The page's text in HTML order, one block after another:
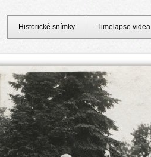
Historické snímky Timelapse videa